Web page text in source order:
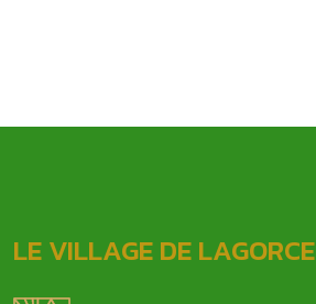
LE VILLAGE DE LAGORCE